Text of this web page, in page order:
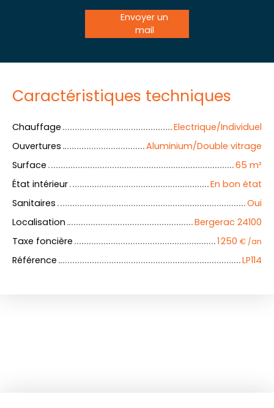
Envoyer un
mail
Caractéristiques techniques
Chauffage
Electrique/Individuel
Ouvertures
Aluminium/Double vitrage
Surface
65 m²
État intérieur
En bon état
Sanitaires
Oui
Localisation
Bergerac 24100
Taxe foncière
1 250 € /an
Référence LP114